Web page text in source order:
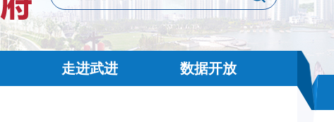
走进武进 数据开放